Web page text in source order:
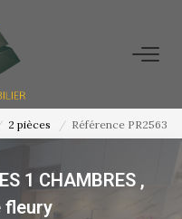
2 pièces Référence PR2563
1 CHAMBRES ,
fleury